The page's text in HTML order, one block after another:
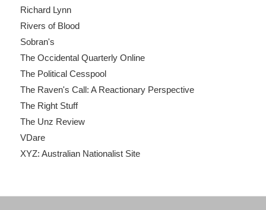
Richard Lynn
Rivers of Blood
Sobran's
The Occidental Quarterly Online
The Political Cesspool
The Raven's Call: A Reactionary Perspective
The Right Stuff
The Unz Review
VDare
XYZ: Australian Nationalist Site